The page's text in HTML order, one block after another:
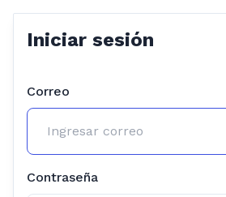
Iniciar sesión
Correo
Contraseña